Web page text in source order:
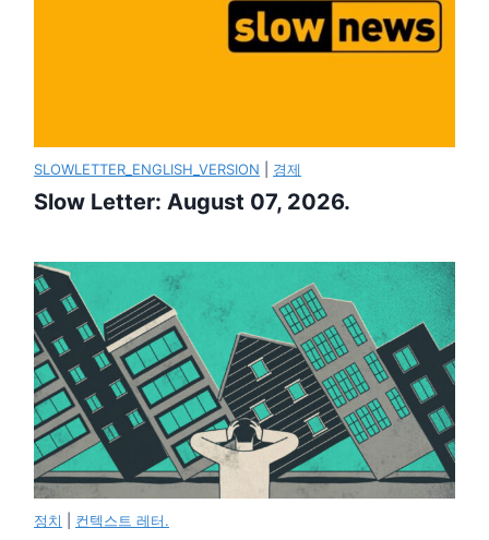
SLOWLETTER_ENGLISH_VERSION 경제
Slow Letter: August 07, 2026.
정치 컨텍스트 레터.